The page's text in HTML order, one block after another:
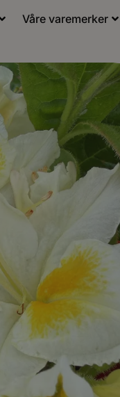
Våre varemerker